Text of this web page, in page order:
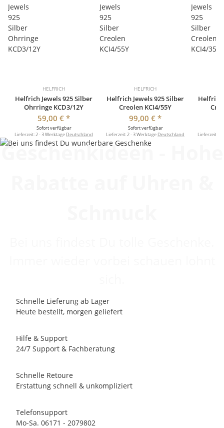
HELFRICH
Helfrich Jewels 925 Silber
Ohrringe KCD3/12Y
59,00 €*
Sofort verfügbar
Lieferzeit:2 - 3 Werktage Deutschland
HELFRICH
Helfrich Jewels 925 Silber
Creolen KCI4/55Y
99,00 €*
Sofort verfügbar
Lieferzeit:2 - 3 Werktage Deutschland
Helfrich
Lieferzeit:
Geschenkideen - Hohe
Schnelle Lieferung ab Lager
Heute bestellt, morgen geliefert
Hilfe & Support
24/7 Support & Fachberatung
Schnelle Retoure
Erstattung schnell & unkompliziert
Telefonsupport
Mo-Sa. 06171 - 2079802